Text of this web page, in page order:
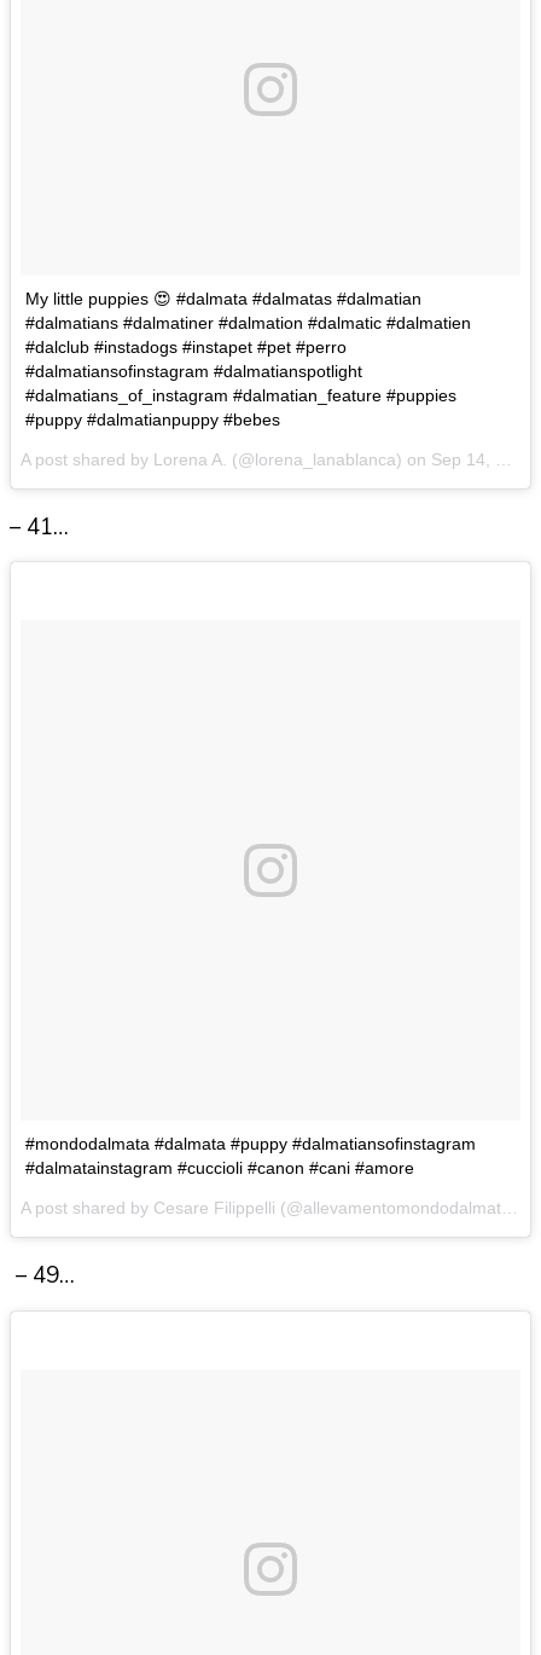
My little puppies 😍 #dalmata #dalmatas #dalmatian
#dalmatians #dalmatiner #dalmation #dalmatic #dalmatien
#dalclub #instadogs #instapet #pet #perro
#dalmatiansofinstagram #dalmatianspotlight
#dalmatians_of_instagram #dalmatian_feature #puppies
#puppy #dalmatianpuppy #bebes
A post shared by Lorena A. (@lorena_lanablanca) on Sep 14, 2016 at 9:19am PDT
– 41…
#mondodalmata #dalmata #puppy #dalmatiansofinstagram
#dalmatainstagram #cuccioli #canon #cani #amore
A post shared by Cesare Filippelli (@allevamentomondodalmata) on
– 49…